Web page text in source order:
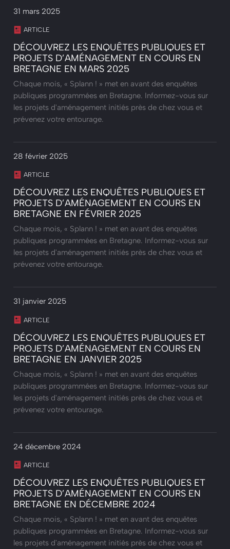
31 mars 2025
ARTICLE
DÉCOUVREZ LES ENQUÊTES PUBLIQUES ET
PROJETS D’AMÉNAGEMENT EN COURS EN
BRETAGNE EN MARS 2025
Chaque mois, « Splann ! » met en avant des enquêtes
publiques programmées en Bretagne. Informez-vous sur
les projets d'aménagement initiés près de chez vous et
prévenez votre entourage.
28 février 2025
ARTICLE
DÉCOUVREZ LES ENQUÊTES PUBLIQUES ET
PROJETS D’AMÉNAGEMENT EN COURS EN
BRETAGNE EN FÉVRIER 2025
Chaque mois, « Splann ! » met en avant des enquêtes
publiques programmées en Bretagne. Informez-vous sur
les projets d'aménagement initiés près de chez vous et
prévenez votre entourage.
31 janvier 2025
ARTICLE
DÉCOUVREZ LES ENQUÊTES PUBLIQUES ET
PROJETS D’AMÉNAGEMENT EN COURS EN
BRETAGNE EN JANVIER 2025
Chaque mois, « Splann ! » met en avant des enquêtes
publiques programmées en Bretagne. Informez-vous sur
les projets d'aménagement initiés près de chez vous et
prévenez votre entourage.
24 décembre 2024
ARTICLE
DÉCOUVREZ LES ENQUÊTES PUBLIQUES ET
PROJETS D’AMÉNAGEMENT EN COURS EN
BRETAGNE EN DÉCEMBRE 2024
Chaque mois, « Splann ! » met en avant des enquêtes
publiques programmées en Bretagne. Informez-vous sur
les projets d'aménagement initiés près de chez vous et